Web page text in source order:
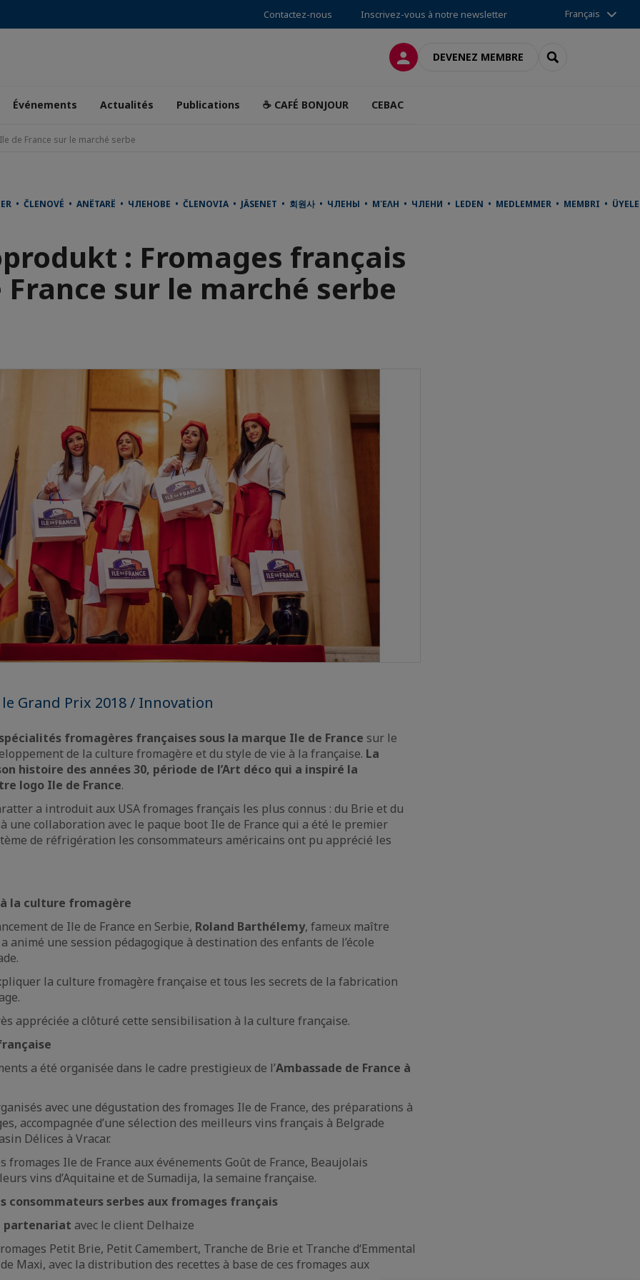
Contactez-nous Inscrivez-vous à notre newsletter Français
CONNEXIONDEVENEZ MEMBRE RECHERCHER
Événements Actualités Publications ☕ CAFÉ BONJOUR CEBAC
de France sur le marché serbe
• ČLENOVÉ • ANËTARË • ЧЛЕНОВЕ • ČLENOVIA • JÄSENET • 회원사 • ЧЛЕНЫ • ΜΈΛΗ • ЧЛЕНИ • LEDEN • MEDLEMMER • MEMBRI •
: Fromages français
France sur le marché serbe
Grand Prix 2018 / Innovation
fromagères françaises sous la marque Ile de France sur le
de la culture fromagère et du style de vie à la française. La
histoire des années 30, période de l’Art déco qui a inspiré la
logo Ile de France.
a introduit aux USA fromages français les plus connus : du Brie et du
une collaboration avec le paque boot Ile de France qui a été le premier
de réfrigération les consommateurs américains ont pu apprécié les
la culture fromagère
de Ile de France en Serbie, Roland Barthélemy, fameux maître
animé une session pédagogique à destination des enfants de l’école
la culture fromagère française et tous les secrets de la fabrication
appréciée a clôturé cette sensibilisation à la culture française.
a été organisée dans le cadre prestigieux de l’Ambassade de France à
avec une dégustation des fromages Ile de France, des préparations à
accompagnée d’une sélection des meilleurs vins français à Belgrade
Délices à Vracar.
fromages Ile de France aux événements Goût de France, Beaujolais
vins d’Aquitaine et de Sumadija, la semaine française.
consommateurs serbes aux fromages français
partenariat avec le client Delhaize
Petit Brie, Petit Camembert, Tranche de Brie et Tranche d‘Emmental
Maxi, avec la distribution des recettes à base de ces fromages aux